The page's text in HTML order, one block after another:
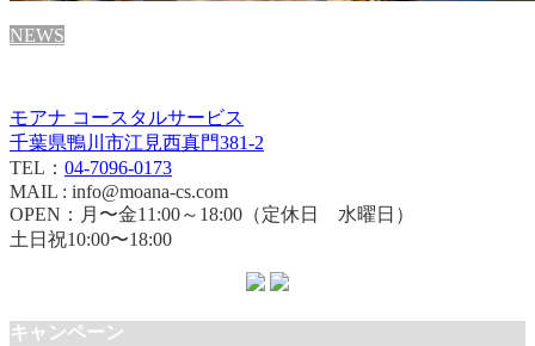
NEWS
モアナ コースタルサービス
千葉県鴨川市江見西真門381-2
TEL： 04-7096-0173
MAIL : info@moana-cs.com
OPEN：月〜金11:00～18:00（定休日 水曜日）
土日祝10:00〜18:00
キャンペーン